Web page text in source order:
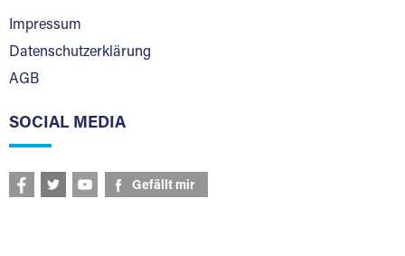
Impressum
Datenschutzerklärung
AGB
SOCIAL MEDIA
Gefällt mir